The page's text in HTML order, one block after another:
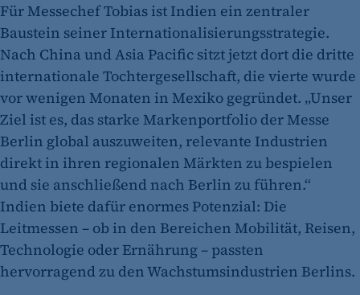
Für Messechef Tobias ist Indien ein zentraler
Baustein seiner Internationalisierungsstrategie.
Nach China und Asia Pacific sitzt jetzt dort die dritte
internationale Tochtergesellschaft, die vierte wurde
vor wenigen Monaten in Mexiko gegründet. „Unser
Ziel ist es, das starke Markenportfolio der Messe
Berlin global auszuweiten, relevante Industrien
direkt in ihren regionalen Märkten zu bespielen
und sie anschließend nach Berlin zu führen.“
Indien biete dafür enormes Potenzial: Die
Leitmessen – ob in den Bereichen Mobilität, Reisen,
Technologie oder Ernährung – passten
hervorragend zu den Wachstumsindustrien Berlins.